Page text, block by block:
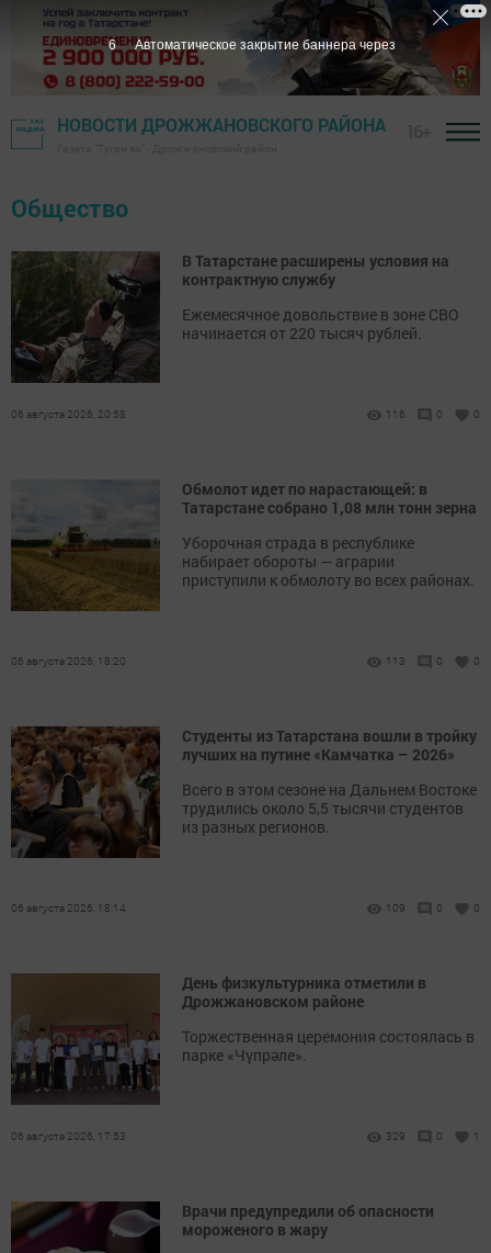
НОВОСТИ ДРОЖЖАНОВСКОГО РАЙОНА
Общество
В Татарстане расширены условия на
контрактную службу
Ежемесячное довольствие в зоне СВО
начинается от 220 тысяч рублей.
06 августа 2026, 20:58 116 0 0
Обмолот идет по нарастающей: в
Татарстане собрано 1,08 млн тонн зерна
Уборочная страда в республике
набирает обороты — аграрии
приступили к обмолоту во всех районах.
06 августа 2026, 18:20 113 0 0
Студенты из Татарстана вошли в тройку
лучших на путине «Камчатка – 2026»
Всего в этом сезоне на Дальнем Востоке
трудились около 5,5 тысячи студентов
из разных регионов.
06 августа 2026, 18:14 109 0 0
День физкультурника отметили в
Дрожжановском районе
Торжественная церемония состоялась в
парке «Чүпрәле».
06 августа 2026, 17:53 329 0 1
Врачи предупредили об опасности
мороженого в жару
5 Автоматическое закрытие баннера через